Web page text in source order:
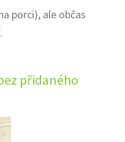
porci), ale občas
přidaného